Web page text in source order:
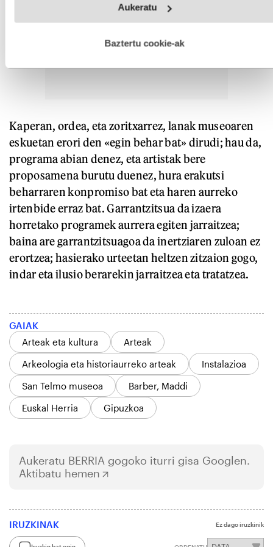
fitxategiak erabiltzen ditu. Zure esperientzia eta zerbitzuak
esplizitua ematen diguzu.Gehiago irakurri
Aukeratu
Baztertu cookie-ak
Kaperan, ordea, eta zoritxarrez, lanak museoaren
eskuetan erori den «egin behar bat» dirudi; hau da,
programa abian denez, eta artistak bere
proposamena burutu duenez, hura erakutsi
beharraren konpromiso bat eta haren aurreko
irtenbide erraz bat. Garrantzitsua da izaera
horretako programek aurrera egiten jarraitzea;
baina are garrantzitsuagoa da inertziaren zuloan ez
erortzea; hasierako urteetan heltzen zitzaion gogo,
indar eta ilusio berarekin jarraitzea eta tratatzea.
GAIAK
Arteak eta kultura
Arteak
Arkeologia eta historiaurreko arteak
Instalazioa
San Telmo museoa
Barber, Maddi
Euskal Herria
Gipuzkoa
Aukeratu BERRIA gogoko iturri gisa Googlen.
Aktibatu hemen
IRUZKINAK Ez dago iruzkinik